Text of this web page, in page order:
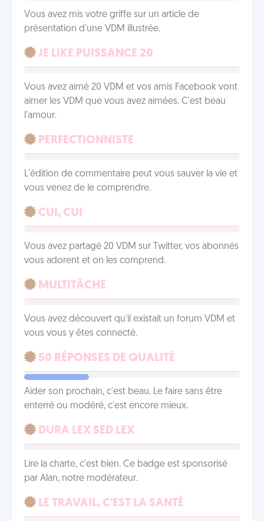
Vous avez mis votre griffe sur un article de
présentation d'une VDM illustrée.
JE LIKE PUISSANCE 20
Vous avez aimé 20 VDM et vos amis Facebook vont
aimer les VDM que vous avez aimées. C'est beau
l'amour.
PERFECTIONNISTE
L'édition de commentaire peut vous sauver la vie et
vous venez de le comprendre.
CUI, CUI
Vous avez partagé 20 VDM sur Twitter, vos abonnés
vous adorent et on les comprend.
MULTITÂCHE
Vous avez découvert qu'il existait un forum VDM et
vous vous y êtes connecté.
50 RÉPONSES DE QUALITÉ
Aider son prochain, c'est beau. Le faire sans être
enterré ou modéré, c'est encore mieux.
DURA LEX SED LEX
Lire la charte, c'est bien. Ce badge est sponsorisé
par Alan, notre modérateur.
LE TRAVAIL, C'EST LA SANTÉ